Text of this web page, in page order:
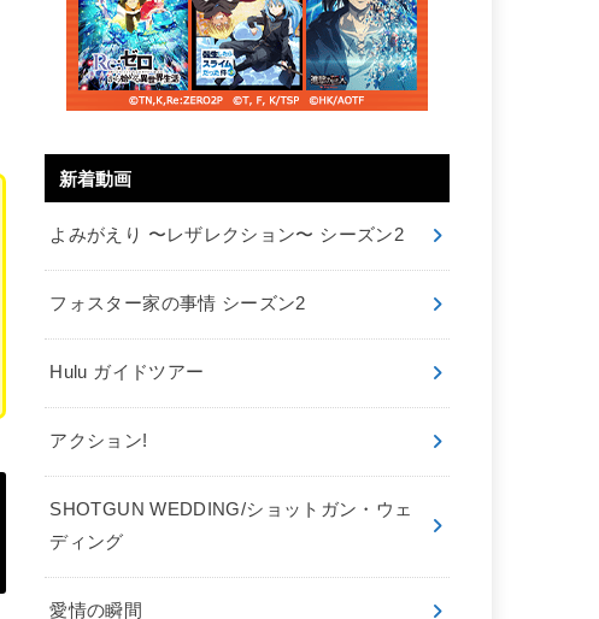
新着動画
よみがえり 〜レザレクション〜 シーズン2
フォスター家の事情 シーズン2
Hulu ガイドツアー
アクション!
SHOTGUN WEDDING/ショットガン・ウェ
ディング
愛情の瞬間